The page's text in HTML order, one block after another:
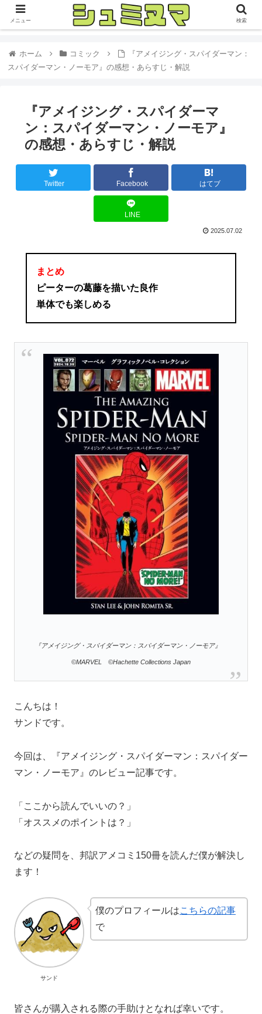
ホーム コミック
『アメイジング・スパイダーマン：
スパイダーマン・ノーモア』の感想・あらすじ・解説
『アメイジング・スパイダーマ
ン：スパイダーマン・ノーモア』
の感想・あらすじ・解説
Twitter Facebook はてブ
LINE
2025.07.02
まとめ
ピーターの葛藤を描いた良作
単体でも楽しめる
『アメイジング・スパイダーマン：スパイダーマン・ノーモア』
©MARVEL ©Hachette Collections Japan
こんちは！
サンドです。
今回は、『アメイジング・スパイダーマン：スパイダー
マン・ノーモア』のレビュー記事です。
「ここから読んでいいの？」
「オススメのポイントは？」
などの疑問を、邦訳アメコミ150冊を読んだ僕が解決し
ます！
サンド
僕のプロフィールはこちらの記事
で
皆さんが購入される際の手助けとなれば幸いです。
メニュー 検索